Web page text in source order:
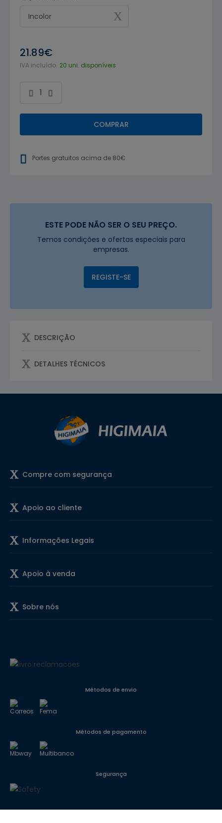
Incolor
21.89€
IVA incluído. 20 uni. disponíveis
COMPRAR
Portes gratuitos acima de 80€
ESTE PODE NÃO SER O SEU PREÇO.
Temos condições e ofertas especiais para
empresas.
REGISTE-SE
DESCRIÇÃO
DETALHES TÉCNICOS
Compre com segurança
Apoio ao cliente
Informações Legais
Apoio à venda
Sobre nós
Métodos de envio
Métodos de pagamento
Segurança
Siga-nos